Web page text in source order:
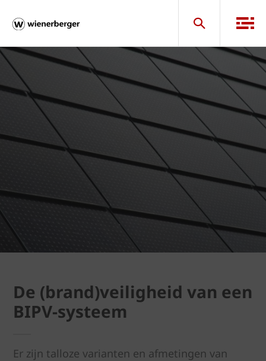
De (brand)veiligheid van een
BIPV-systeem
Er zijn talloze varianten en afmetingen van